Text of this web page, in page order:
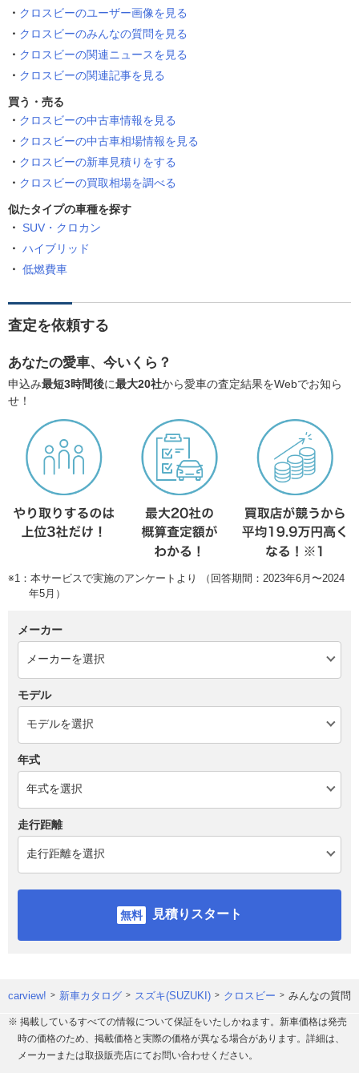
クロスビーのユーザー画像を見る
クロスビーのみんなの質問を見る
クロスビーの関連ニュースを見る
クロスビーの関連記事を見る
買う・売る
クロスビーの中古車情報を見る
クロスビーの中古車相場情報を見る
クロスビーの新車見積りをする
クロスビーの買取相場を調べる
似たタイプの車種を探す
SUV・クロカン
ハイブリッド
低燃費車
査定を依頼する
あなたの愛車、今いくら？
申込み最短3時間後に最大20社から愛車の査定結果をWebでお知ら
せ！
※1：本サービスで実施のアンケートより （回答期間：2023年6月〜2024
年5月）
メーカー
モデル
年式
走行距離
見積りスタート
carview! 新車カタログ スズキ(SUZUKI) クロスビー みんなの質問
※ 掲載しているすべての情報について保証をいたしかねます。新車価格は発売
時の価格のため、掲載価格と実際の価格が異なる場合があります。詳細は、
メーカーまたは取扱販売店にてお問い合わせください。